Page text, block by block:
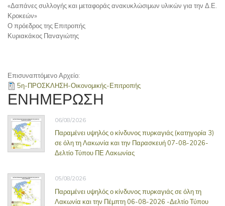
«Δαπάνες συλλογής και μεταφοράς ανακυκλώσιμων υλικών για την Δ.Ε.
Κροκεών»
Ο πρόεδρος της Επιτροπής
Κυριακάκος Παναγιώτης
Επισυναπτόμενο Αρχείο:
5η-ΠΡΟΣΚΛΗΣΗ-Οικονομικής-Επιτροπής
ΕΝΗΜΕΡΩΣΗ
06/08/2026
Παραμένει υψηλός ο κίνδυνος πυρκαγιάς (κατηγορία 3)
σε όλη τη Λακωνία και την Παρασκευή 07-08-2026-
Δελτίο Τύπου ΠΕ Λακωνίας
05/08/2026
Παραμένει υψηλός ο κίνδυνος πυρκαγιάς σε όλη τη
Λακωνία και την Πέμπτη 06-08-2026 -Δελτίο Τύπου